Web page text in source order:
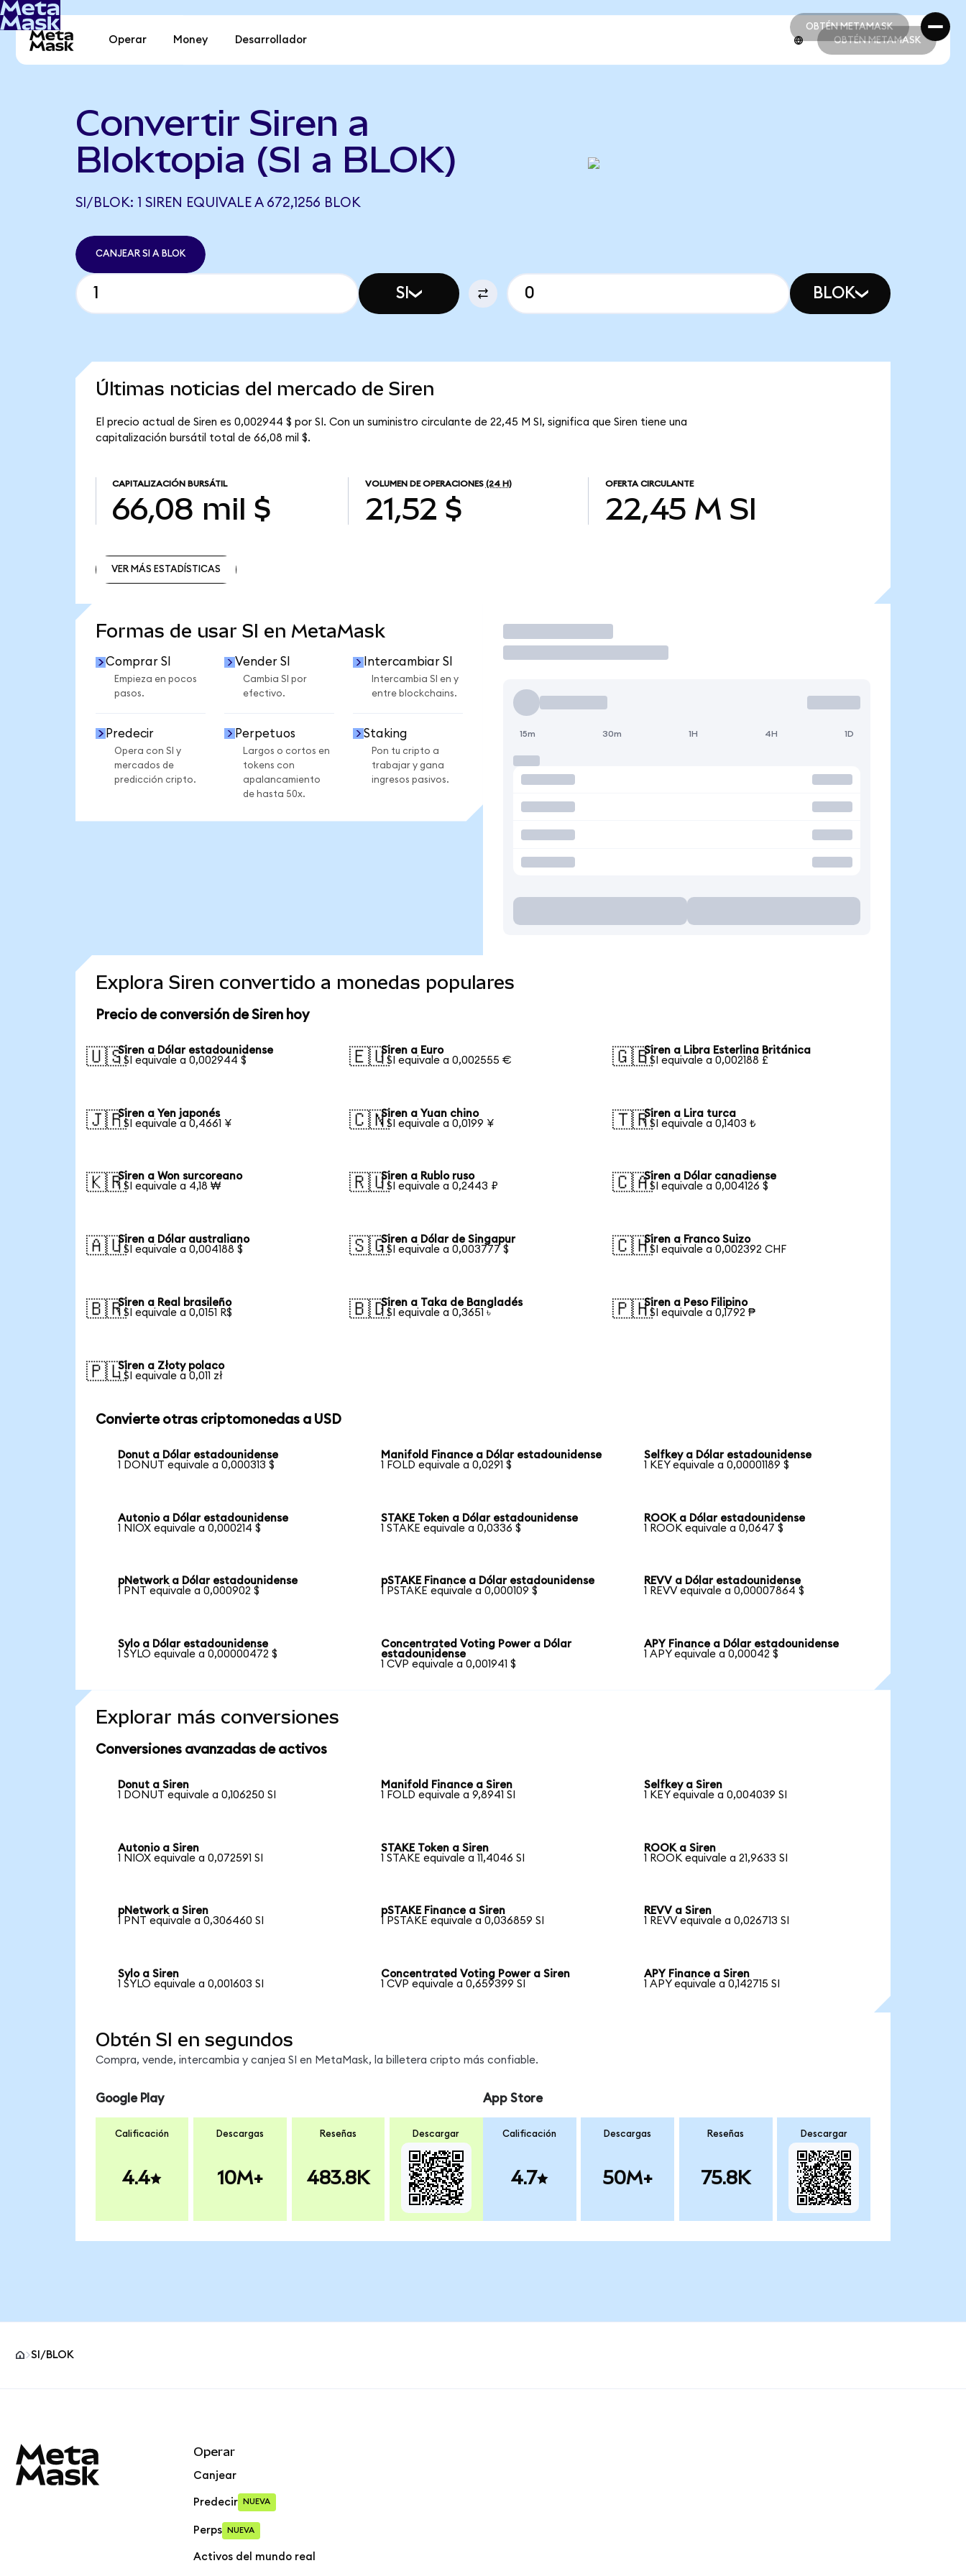
OBTÉN METAMASK
OBTÉN METAMASK
Operar Money Desarrollador OBTÉN METAMASK
Convertir Siren a
Bloktopia (SI a BLOK)
SI/BLOK: 1 SIREN EQUIVALE A 672,1256 BLOK
CANJEAR SI A BLOK
SI BLOK
Últimas noticias del mercado de Siren
El precio actual de Siren es 0,002944 $ por SI. Con un suministro circulante de 22,45 M SI, significa que Siren tiene una
capitalización bursátil total de 66,08 mil $.
CAPITALIZACIÓN BURSÁTIL
66,08 mil $
VOLUMEN DE OPERACIONES (24 H)
21,52 $
OFERTA CIRCULANTE
22,45 M SI
VER MÁS ESTADÍSTICAS
Formas de usar SI en MetaMask
Comprar SI
Empieza en pocos
pasos.
Vender SI
Cambia SI por
efectivo.
Intercambiar SI
Intercambia SI en y
entre blockchains.
Predecir
Opera con SI y
mercados de
predicción cripto.
Perpetuos
Largos o cortos en
tokens con
apalancamiento
de hasta 50x.
Staking
Pon tu cripto a
trabajar y gana
ingresos pasivos.
Operar
15m 30m 1H 4H 1D
Explora Siren convertido a monedas populares
Precio de conversión de Siren hoy
🇺🇸Siren a Dólar estadounidense
1 SI equivale a 0,002944 $
🇪🇺Siren a Euro
1 SI equivale a 0,002555 €
🇬🇧Siren a Libra Esterlina Británica
1 SI equivale a 0,002188 £
🇯🇵Siren a Yen japonés
1 SI equivale a 0,4661 ¥
🇨🇳Siren a Yuan chino
1 SI equivale a 0,0199 ¥
🇹🇷Siren a Lira turca
1 SI equivale a 0,1403 ₺
🇰🇷Siren a Won surcoreano
1 SI equivale a 4,18 ₩
🇷🇺Siren a Rublo ruso
1 SI equivale a 0,2443 ₽
🇨🇦Siren a Dólar canadiense
1 SI equivale a 0,004126 $
🇦🇺Siren a Dólar australiano
1 SI equivale a 0,004188 $
🇸🇬Siren a Dólar de Singapur
1 SI equivale a 0,003777 $
🇨🇭Siren a Franco Suizo
1 SI equivale a 0,002392 CHF
🇧🇷Siren a Real brasileño
1 SI equivale a 0,0151 R$
🇧🇩Siren a Taka de Bangladés
1 SI equivale a 0,3651 ৳
🇵🇭Siren a Peso Filipino
1 SI equivale a 0,1792 ₱
🇵🇱Siren a Złoty polaco
1 SI equivale a 0,011 zł
Convierte otras criptomonedas a USD
Donut a Dólar estadounidense
1 DONUT equivale a 0,000313 $
Manifold Finance a Dólar estadounidense
1 FOLD equivale a 0,0291 $
Selfkey a Dólar estadounidense
1 KEY equivale a 0,00001189 $
Autonio a Dólar estadounidense
1 NIOX equivale a 0,000214 $
STAKE Token a Dólar estadounidense
1 STAKE equivale a 0,0336 $
ROOK a Dólar estadounidense
1 ROOK equivale a 0,0647 $
pNetwork a Dólar estadounidense
1 PNT equivale a 0,000902 $
pSTAKE Finance a Dólar estadounidense
1 PSTAKE equivale a 0,000109 $
REVV a Dólar estadounidense
1 REVV equivale a 0,00007864 $
Sylo a Dólar estadounidense
1 SYLO equivale a 0,00000472 $
Concentrated Voting Power a Dólar
estadounidense
1 CVP equivale a 0,001941 $
APY Finance a Dólar estadounidense
1 APY equivale a 0,00042 $
Explorar más conversiones
Conversiones avanzadas de activos
Donut a Siren
1 DONUT equivale a 0,106250 SI
Manifold Finance a Siren
1 FOLD equivale a 9,8941 SI
Selfkey a Siren
1 KEY equivale a 0,004039 SI
Autonio a Siren
1 NIOX equivale a 0,072591 SI
STAKE Token a Siren
1 STAKE equivale a 11,4046 SI
ROOK a Siren
1 ROOK equivale a 21,9633 SI
pNetwork a Siren
1 PNT equivale a 0,306460 SI
pSTAKE Finance a Siren
1 PSTAKE equivale a 0,036859 SI
REVV a Siren
1 REVV equivale a 0,026713 SI
Sylo a Siren
1 SYLO equivale a 0,001603 SI
Concentrated Voting Power a Siren
1 CVP equivale a 0,659399 SI
APY Finance a Siren
1 APY equivale a 0,142715 SI
Obtén SI en segundos
Compra, vende, intercambia y canjea SI en MetaMask, la billetera cripto más confiable.
Google Play
Calificación
4.4
Descargas
10M+
Reseñas
483.8K
Descargar
App Store
Calificación
4.7
Descargas
50M+
Reseñas
75.8K
Descargar
SI/BLOK
Operar
Canjear
Predecir NUEVA
Perps NUEVA
Activos del mundo real